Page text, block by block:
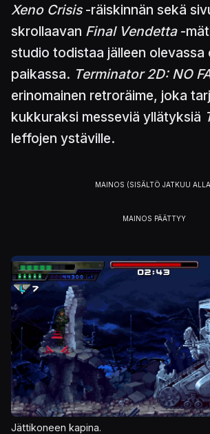
Xeno Crisis-räiskinnän sekä
skrollaavan Final Vendetta-
studio todistaa jälleen olevassa
paikassa. Terminator 2D: NO
erinomainen retroräime, joka
kukkuraksi messeviä yllätyksiä
leffojen ystäville.
Kuva
Jättikoneen kapina.